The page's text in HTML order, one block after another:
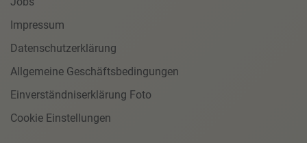
Impressum
Datenschutzerklärung
Allgemeine Geschäftsbedingungen
Einverständniserklärung Foto
Cookie Einstellungen